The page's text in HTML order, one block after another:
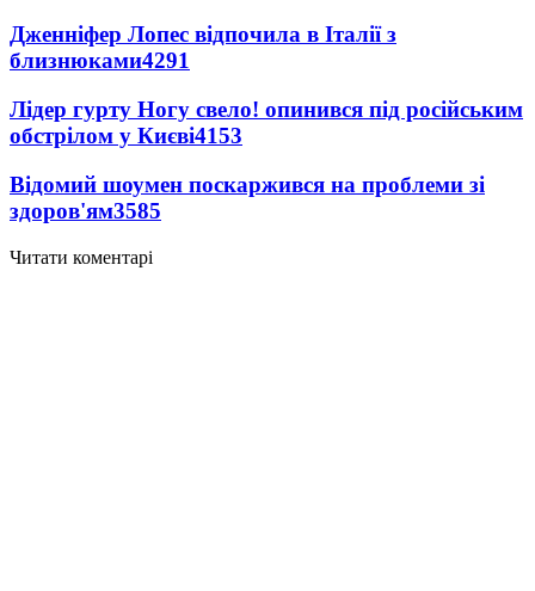
Дженніфер Лопес відпочила в Італії з
близнюками4291
Лідер гурту Ногу свело! опинився під російським
обстрілом у Києві4153
Відомий шоумен поскаржився на проблеми зі
здоров'ям3585
Читати коментарі